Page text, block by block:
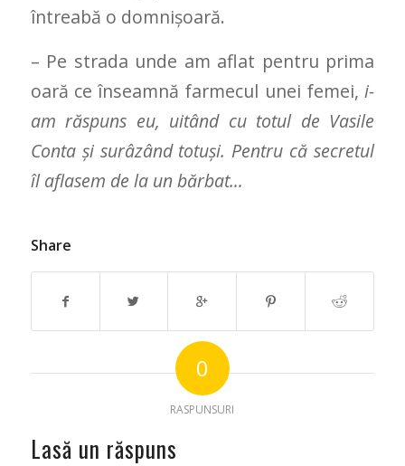
întreabă o domnișoară.
– Pe strada unde am aflat pentru prima
oară ce înseamnă farmecul unei femei,i-
am răspuns eu, uitând cu totul de Vasile
Conta și surâzând totuși. Pentru că secretul
îl aflasem de la un bărbat…
Share
0
RASPUNSURI
Lasă un răspuns